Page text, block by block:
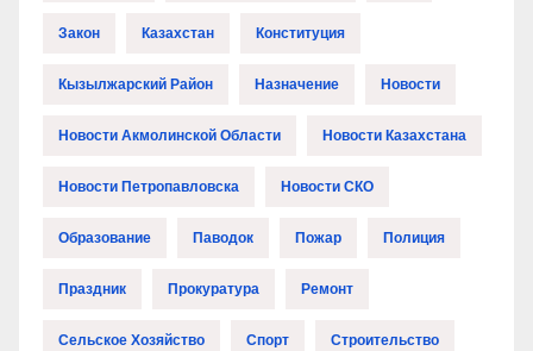
Закон Казахстан Конституция
Кызылжарский Район Назначение Новости
Новости Акмолинской Области Новости Казахстана
Новости Петропавловска Новости СКО
Образование Паводок Пожар Полиция
Праздник Прокуратура Ремонт
Сельское Хозяйство Спорт Строительство